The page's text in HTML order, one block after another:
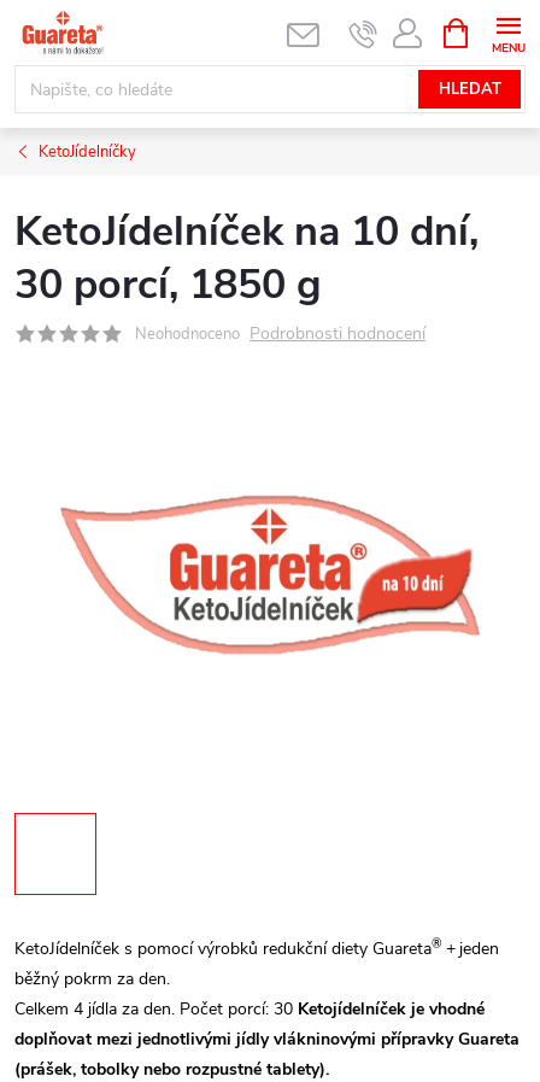
obsah
HLEDAT
NÁKUPNÍ
KOŠÍK
KetoJídelníčky
KetoJídelníček na 10 dní,
30 porcí, 1850 g
Neohodnoceno Podrobnosti hodnocení
KetoJídelníček s pomocí výrobků redukční diety Guareta® + jeden
běžný pokrm za den.
Celkem 4 jídla za den. Počet porcí: 30 Ketojídelníček je vhodné
doplňovat mezi jednotlivými jídly vlákninovými přípravky Guareta
(prášek, tobolky nebo rozpustné tablety).